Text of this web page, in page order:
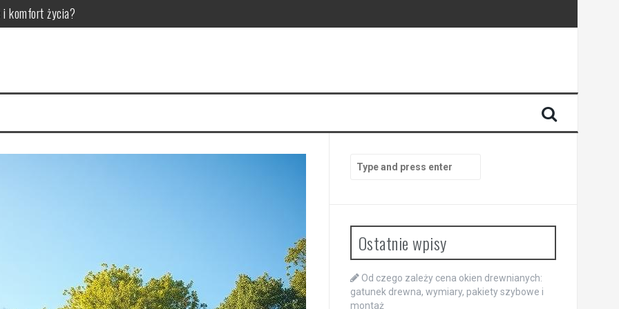
i komfort życia?
dlaczego warto ją zastosować?
i poprawić nastroje?
i jak sobie radzić?
Search
for:
Ostatnie wpisy
Od czego zależy cena okien drewnianych:
gatunek drewna, wymiary, pakiety szybowe i
montaż